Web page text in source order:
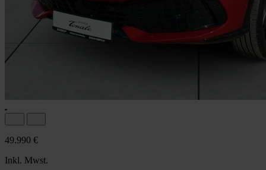
49.990 €
Inkl. Mwst.